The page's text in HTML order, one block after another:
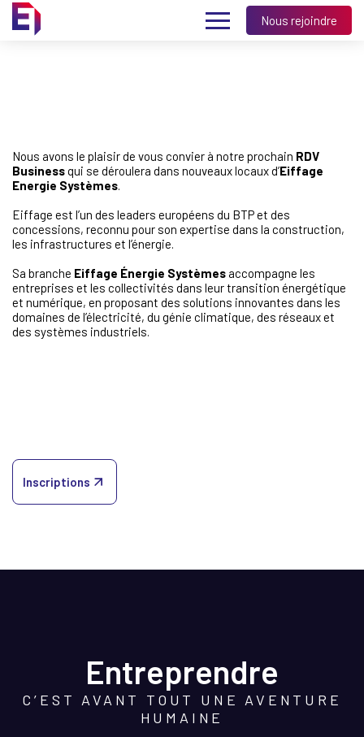
Nous rejoindre
Nous avons le plaisir de vous convier à notre prochain RDV
Businessqui se déroulera dans nouveaux locaux d’Eiffage
Energie Systèmes.
Eiffage est l’un des leaders européens du BTP et des
concessions, reconnu pour son expertise dans la construction,
les infrastructures et l’énergie.
Sa branche Eiffage Énergie Systèmes accompagne les
entreprises et les collectivités dans leur transition énergétique
et numérique, en proposant des solutions innovantes dans les
domaines de l’électricité, du génie climatique, des réseaux et
des systèmes industriels.
Inscriptions
Entreprendre
C’EST AVANT TOUT UNE AVENTURE
HUMAINE